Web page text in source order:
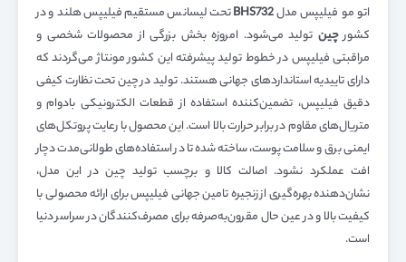
اتو مو فیلیپس مدلBHS732تحت لیسانس مستقیم فیلیپس هلند و در
کشورچین تولید می‌شود. امروزه بخش بزرگی از محصولات شخصی و
مراقبتی فیلیپس در خطوط تولید پیشرفته این کشور مونتاژ می‌گردند که
دارای تاییدیه استانداردهای جهانی هستند. تولید در چین تحت نظارت کیفی
دقیق فیلیپس، تضمین‌کننده استفاده از قطعات الکترونیکی بادوام و
متریال‌های مقاوم در برابر حرارت بالا است. این محصول با رعایت پروتکل‌های
ایمنی برق و سلامت پوست، ساخته شده تا در استفاده‌های طولانی‌مدت دچار
افت عملکرد نشود. اصالت کالا و برچسب تولید چین در این مدل،
نشان‌دهنده بهره‌گیری از زنجیره تامین جهانی فیلیپس برای ارائه محصولی با
کیفیت بالا و در عین حال مقرون‌به‌صرفه برای مصرف‌کنندگان در سراسر دنیا
است.